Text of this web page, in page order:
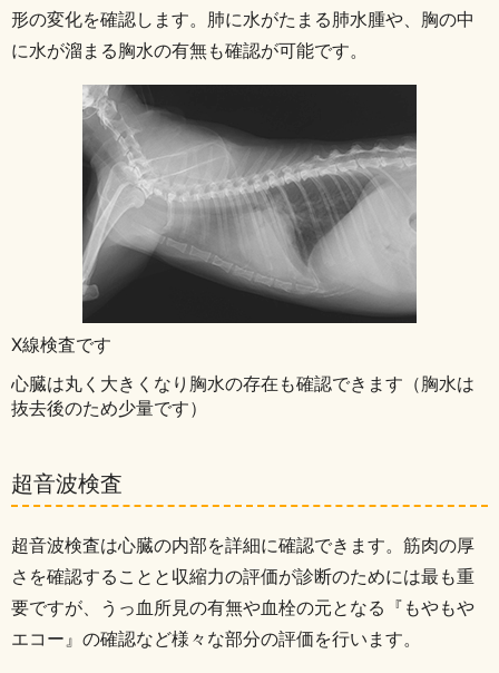
形の変化を確認します。 肺に水がたまる肺水腫や、胸の中
に水が溜まる胸水の有無も確認が可能です。
X線検査です
心臓は丸く大きくなり胸水の存在も確認できます（胸水は
抜去後のため少量です）
超音波検査
超音波検査は心臓の内部を詳細に確認できます。 筋肉の厚
さを確認することと収縮力の評価が診断のためには最も重
要ですが、うっ血所見の有無や血栓の元となる『もやもや
エコー』の確認など様々な部分の評価を行います。